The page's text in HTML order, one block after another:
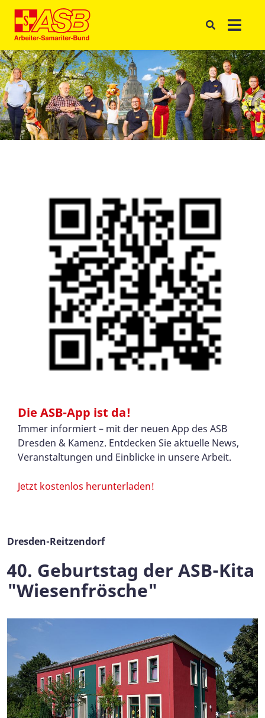
Die ASB-App ist da!
Immer informiert – mit der neuen App des ASB
Dresden & Kamenz. Entdecken Sie aktuelle News,
Veranstaltungen und Einblicke in unsere Arbeit.
Jetzt kostenlos herunterladen!
Dresden-Reitzendorf
40. Geburtstag der ASB-Kita
"Wiesenfrösche"